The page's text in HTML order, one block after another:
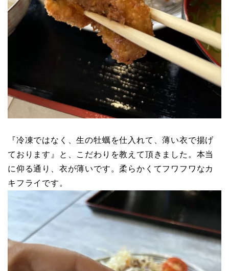
『冷凍ではなく、生の牡蠣を仕入れて、薄い衣で揚げ
ております』と、こだわりを教えて頂きました。本当
に仰る通り、衣が薄いです。柔らかくてフワフワなカ
キフライです。